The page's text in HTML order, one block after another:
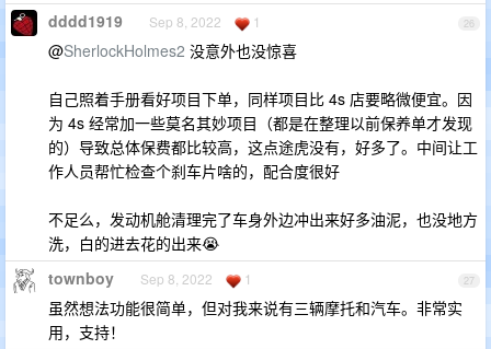
26
dddd1919 Sep 8, 2022 1
@SherlockHolmes2 没意外也没惊喜
自己照着手册看好项目下单，同样项目比 4s 店要略微便宜。因
为 4s 经常加一些莫名其妙项目（都是在整理以前保养单才发现
的）导致总体保费都比较高，这点途虎没有，好多了。中间让工
作人员帮忙检查个刹车片啥的，配合度很好
不足么，发动机舱清理完了车身外边冲出来好多油泥，也没地方
洗，白的进去花的出来😭
27
townboy Sep 8, 2022 1
虽然想法功能很简单，但对我来说有三辆摩托和汽车。非常实
用，支持！